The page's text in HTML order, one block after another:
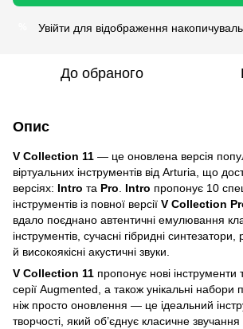
Увійти для відображення
До обраного
Опис
V Collection 11 — це оновлена версія
віртуальних інструментів від Arturia, що
версіях: Intro та Pro Intro пропонує 10
інструментів із повної версії V Collection
вдало поєднано автентичні емулювання
інструментів, сучасні гібридні синтезатори,
й високоякісні акустичні звуки.
V Collection 11 пропонує нові
серії Augmented, а також унікальні набори
ніж просто оновлення — це ідеальний
творчості, який об’єднує класичне звучання